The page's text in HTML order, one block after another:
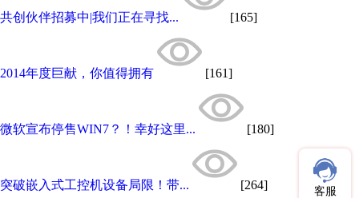
共创伙伴招募中|我们正在寻找... [165]
2014年度巨献，你值得拥有 [161]
微软宣布停售WIN7？！幸好这里... [180]
突破嵌入式工控机设备局限！带... [264] 客服